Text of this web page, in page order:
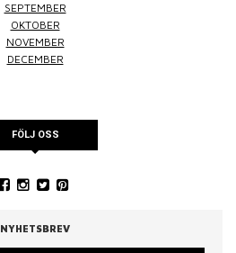
SEPTEMBER
OKTOBER
NOVEMBER
DECEMBER
FÖLJ OSS
NYHETSBREV